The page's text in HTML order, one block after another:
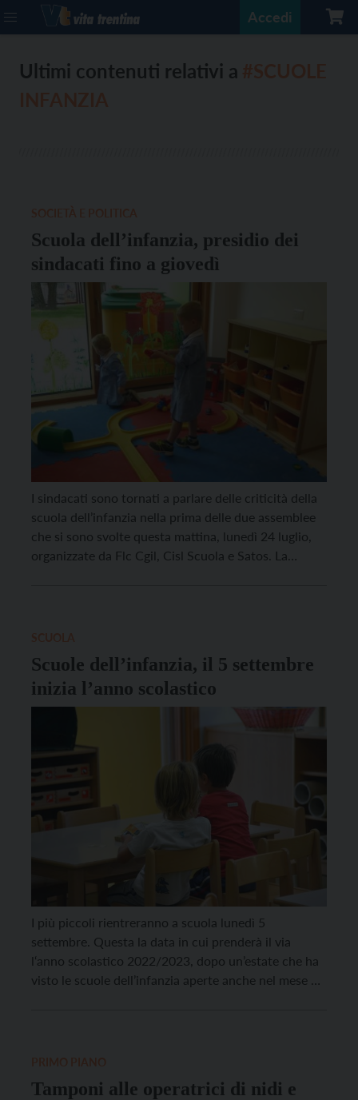
Accedi
Ultimi contenuti relativi a
Scuola dell’infanzia, presidio dei
sindacati fino a giovedì
I sindacati sono tornati a parlare delle criticità della
scuola dell’infanzia nella prima delle due assemblee
che si sono svolte questa mattina, lunedì 24 luglio,
organizzate da Flc Cgil, Cisl Scuola e Satos. La
Scuole dell’infanzia, il 5 settembre
inizia l’anno scolastico
I più piccoli rientreranno a scuola lunedì 5
settembre. Questa la data in cui prenderà il via
l‘anno scolastico 2022/2023, dopo un’estate che ha
visto le scuole dell’infanzia aperte anche nel mese di
Tamponi alle operatrici di nidi e